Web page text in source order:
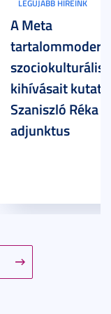
LEGÚJABB HÍREINK
A Meta
szociokulturális
kihívásait
Szaniszló Réka
adjunktus